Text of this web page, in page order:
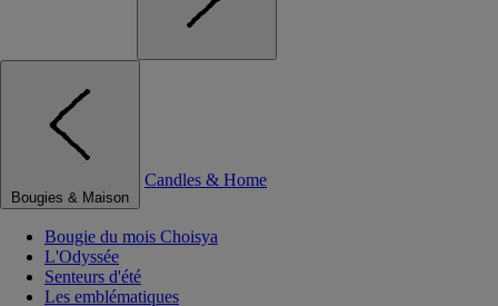
Bougies & Maison
Candles & Home
Bougie du mois Choisya
L'Odyssée
Senteurs d'été
Les emblématiques